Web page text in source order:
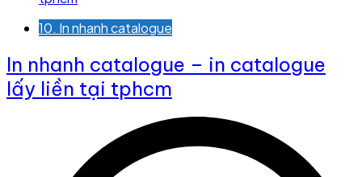
10. In nhanh catalogue
In nhanh catalogue – in catalogue
lấy liền tại tphcm